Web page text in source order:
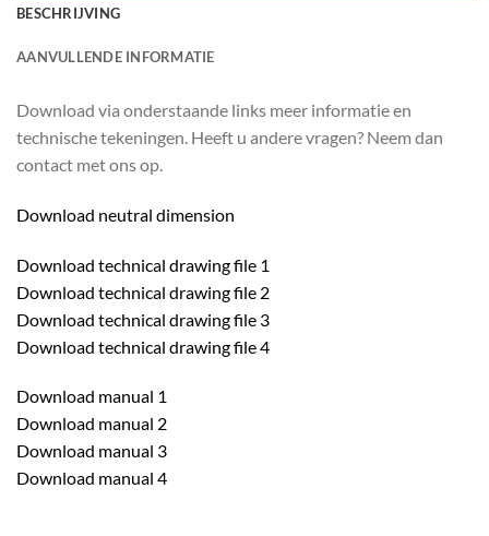
BESCHRIJVING
AANVULLENDE INFORMATIE
Download via onderstaande links meer informatie en
technische tekeningen. Heeft u andere vragen? Neem dan
contact met ons op.
Download neutral dimension
Download technical drawing file 1
Download technical drawing file 2
Download technical drawing file 3
Download technical drawing file 4
Download manual 1
Download manual 2
Download manual 3
Download manual 4